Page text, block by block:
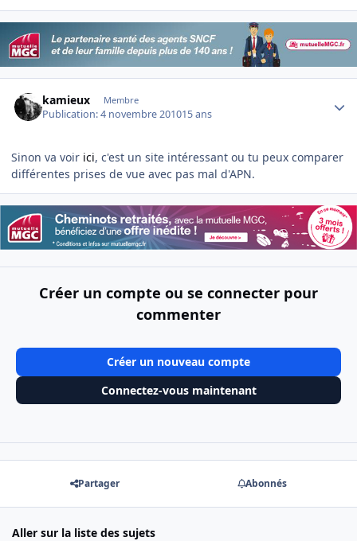
kamieux Membre
Publication:4 novembre 201015 ans
Sinon va voir ici, c'est un site intéressant ou tu peux comparer
différentes prises de vue avec pas mal d'APN.
Créer un compte ou se connecter pour
commenter
Créer un nouveau compte
Connectez-vous maintenant
Partager Abonnés
Aller sur la liste des sujets